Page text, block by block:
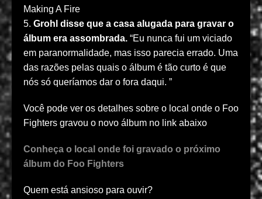
Making A Fire
5. Grohl disse que a casa alugada para gravar o
álbum era assombrada. “Eu nunca fui um viciado
em paranormalidade, mas isso parecia errado. Uma
das razões pelas quais o álbum é tão curto é que
nós só queríamos dar o fora daqui. ”
Você pode ver os detalhes sobre o local onde o Foo
Fighters gravou o novo álbum no link abaixo
Conheça o local onde foi gravado o próximo
álbum do Foo Fighters
Quem está ansioso para ouvir?